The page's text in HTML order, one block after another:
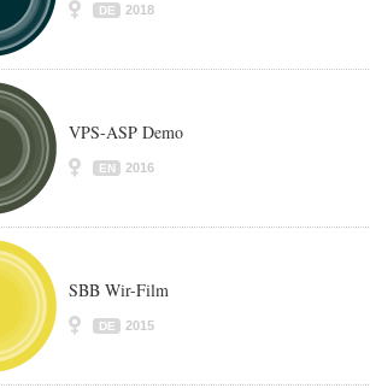
DE 2018
VPS-ASP Demo
EN 2016
SBB Wir-Film
DE 2015